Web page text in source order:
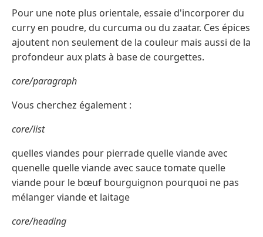
Pour une note plus orientale, essaie d'incorporer du
curry en poudre, du curcuma ou du zaatar. Ces épices
ajoutent non seulement de la couleur mais aussi de la
profondeur aux plats à base de courgettes.
core/paragraph
Vous cherchez également :
core/list
quelles viandes pour pierrade quelle viande avec
quenelle quelle viande avec sauce tomate quelle
viande pour le bœuf bourguignon pourquoi ne pas
mélanger viande et laitage
core/heading